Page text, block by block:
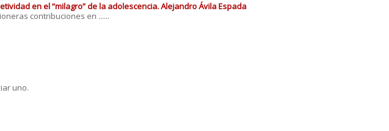
en el “milagro” de la adolescencia. Alejandro Ávila Espada
contribuciones en ......
uno.